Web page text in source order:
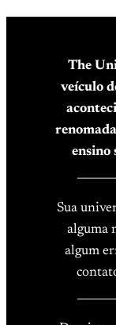
The
veículo
ensino
Sua
alguma
algum